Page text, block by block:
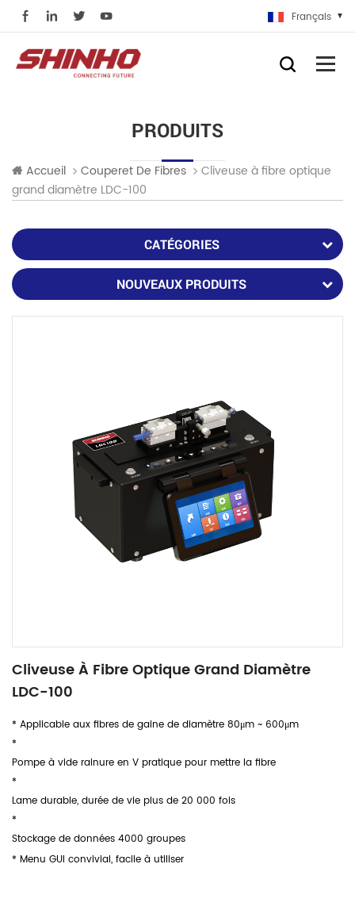
Français
PRODUITS
Accueil Couperet De Fibres
Cliveuse à fibre optique
grand diamètre LDC-100
CATÉGORIES
NOUVEAUX PRODUITS
Cliveuse À Fibre Optique Grand Diamètre
LDC-100
* Applicable aux fibres de gaine de diamètre 80μm ~ 600μm
*
Pompe à vide rainure en V pratique pour mettre la fibre
*
Lame durable, durée de vie plus de 20 000 fois
*
Stockage de données 4000 groupes
* Menu GUI convivial, facile à utiliser